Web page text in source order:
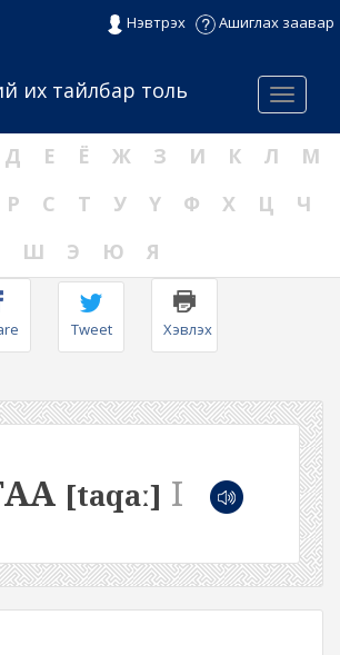
Нэвтрэх Ашиглах заавар
Menu
их тайлбар толь
Д Е Ё Ж З И К Л
М
Р С Т У Ү Ф Х Ц
Ч
Ш
Э Ю Я
Tweet Хэвлэх
[taqaː] I